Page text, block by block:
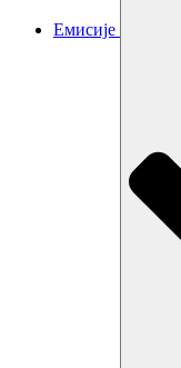
Емисије